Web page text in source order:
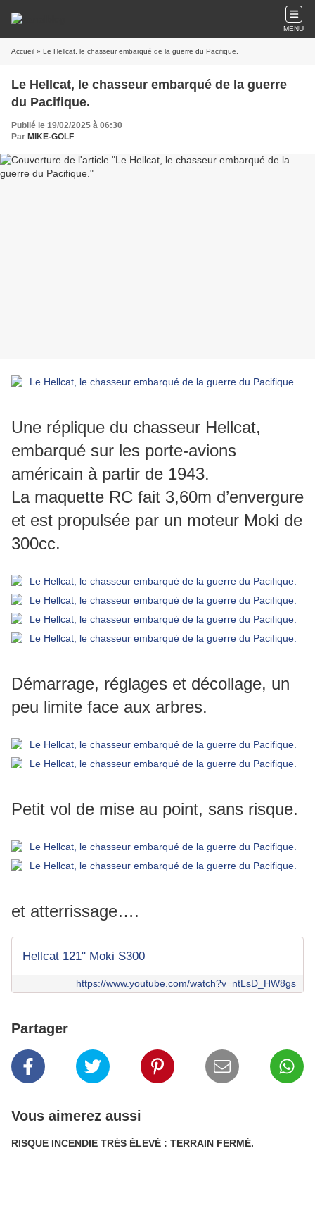
MENU
Accueil » Le Hellcat, le chasseur embarqué de la guerre du Pacifique.
Le Hellcat, le chasseur embarqué de la guerre
du Pacifique.
Publié le 19/02/2025 à 06:30
Par MIKE-GOLF
Une réplique du chasseur Hellcat,
embarqué sur les porte-avions
américain à partir de 1943.
La maquette RC fait 3,60m d’envergure
et est propulsée par un moteur Moki de
300cc.
Démarrage, réglages et décollage, un
peu limite face aux arbres.
Petit vol de mise au point, sans risque.
et atterrissage….
Hellcat 121" Moki S300
https://www.youtube.com/watch?v=ntLsD_HW8gs
Partager
Vous aimerez aussi
RISQUE INCENDIE TRÉS ÉLEVÉ : TERRAIN FERMÉ.